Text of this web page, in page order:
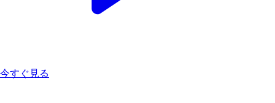
今すぐ見る